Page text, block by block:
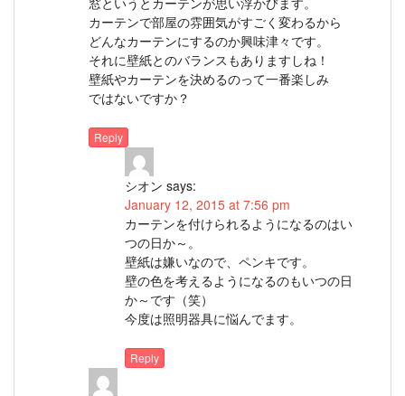
カーテンで部屋の雰囲気がすごく変わるから
どんなカーテンにするのか興味津々です。
それに壁紙とのバランスもありますしね！
壁紙やカーテンを決めるのって一番楽しみ
ではないですか？
Reply
シオン says:
January 12, 2015 at 7:56 pm
カーテンを付けられるようになるのはい
つの日か～。
壁紙は嫌いなので、ペンキです。
壁の色を考えるようになるのもいつの日
か～です（笑）
今度は照明器具に悩んでます。
Reply